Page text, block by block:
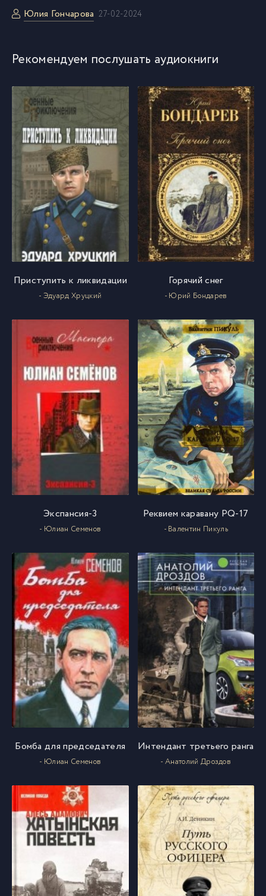
Юлия Гончарова 27-02-2024
Рекомендуем послушать аудиокниги
Приступить к ликвидации
- Эдуард Хруцкий
Горячий снег
- Юрий Бондарев
Экспансия-3
- Юлиан Семенов
Реквием каравану PQ-17
- Валентин Пикуль
Бомба для председателя
- Юлиан Семенов
Интендант третьего ранга
- Анатолий Дроздов